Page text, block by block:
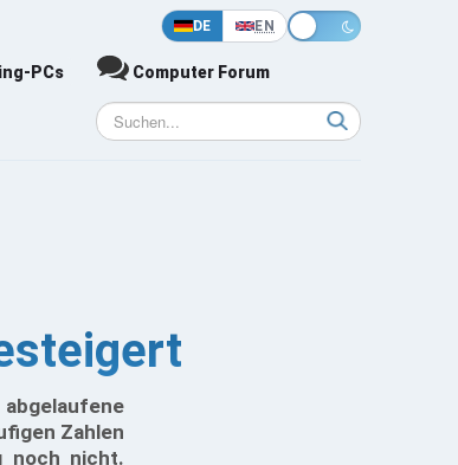
DE EN
PCs Computer Forum
Zahlen
noch nicht.